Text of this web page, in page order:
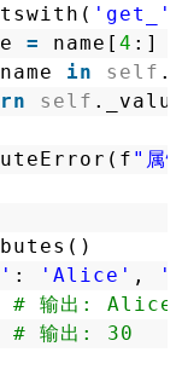
'get_'
= name[ 4 :]
in self
self
"属
: 'Alice' ,
# 输出: Alice
# 输出: 30